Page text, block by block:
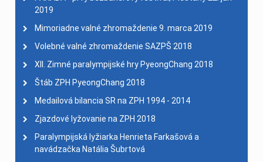
2019
Mimoriadne valné zhromaždenie 9. marca 2019
Volebné valné zhromaždenie SAZPŠ 2018
XII. Zimné paralympijské hry PyeongChang 2018
Štáb ZPH PyeongChang 2018
Medailová bilancia SR na ZPH 1994 - 2014
Zjazdové lyžovanie na ZPH 2018
Paralympijská lyžiarka Henrieta Farkašová a
navádzačka Natália Šubrtová